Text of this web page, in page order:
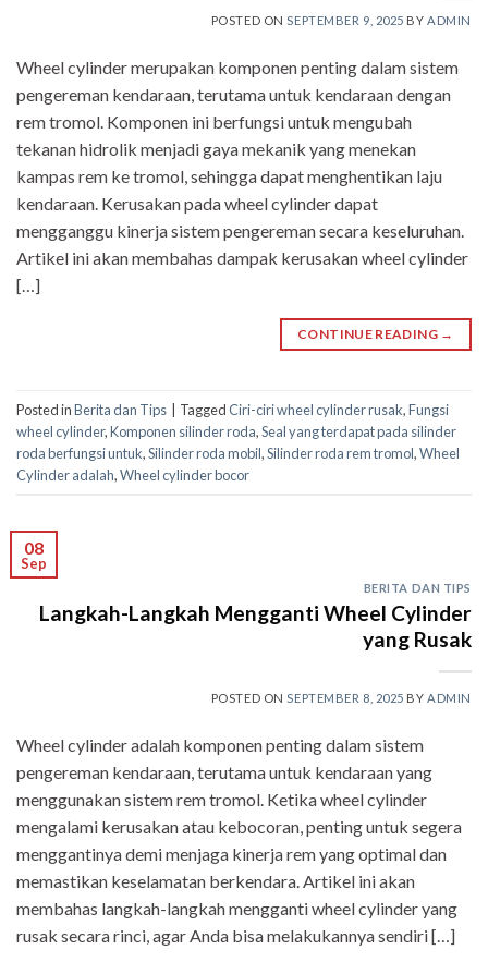
POSTED ONSEPTEMBER 9, 2025 BYADMIN
Wheel cylinder merupakan komponen penting dalam sistem
pengereman kendaraan, terutama untuk kendaraan dengan
rem tromol. Komponen ini berfungsi untuk mengubah
tekanan hidrolik menjadi gaya mekanik yang menekan
kampas rem ke tromol, sehingga dapat menghentikan laju
kendaraan. Kerusakan pada wheel cylinder dapat
mengganggu kinerja sistem pengereman secara keseluruhan.
Artikel ini akan membahas dampak kerusakan wheel cylinder
[…]
CONTINUE READING →
Posted inBerita dan Tips TaggedCiri-ciri wheel cylinder rusak,Fungsi
wheel cylinder,Komponen silinder roda,Seal yang terdapat pada silinder
roda berfungsi untuk,Silinder roda mobil,Silinder roda rem tromol,Wheel
Cylinder adalah,Wheel cylinder bocor
08
Sep
BERITA DAN TIPS
Langkah-Langkah Mengganti Wheel Cylinder
yang Rusak
POSTED ONSEPTEMBER 8, 2025 BYADMIN
Wheel cylinder adalah komponen penting dalam sistem
pengereman kendaraan, terutama untuk kendaraan yang
menggunakan sistem rem tromol. Ketika wheel cylinder
mengalami kerusakan atau kebocoran, penting untuk segera
menggantinya demi menjaga kinerja rem yang optimal dan
memastikan keselamatan berkendara. Artikel ini akan
membahas langkah-langkah mengganti wheel cylinder yang
rusak secara rinci, agar Anda bisa melakukannya sendiri […]